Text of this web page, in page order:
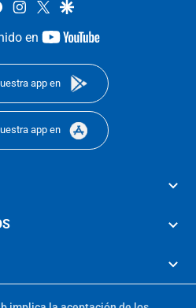
facebookinstagram
twittergoogle
en
youtube-
app en
app en